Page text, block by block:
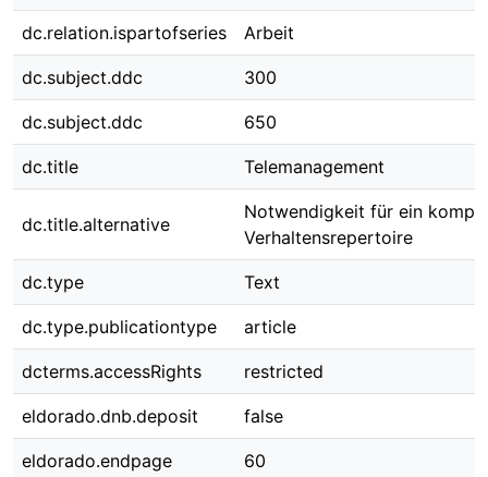
dc.relation.ispartofseries Arbeit
dc.subject.ddc 300
dc.subject.ddc 650
dc.title Telemanagement
dc.title.alternative
Notwendigkeit für ein
Verhaltensrepertoire
dc.type Text
dc.type.publicationtype article
dcterms.accessRights restricted
eldorado.dnb.deposit false
eldorado.endpage 60